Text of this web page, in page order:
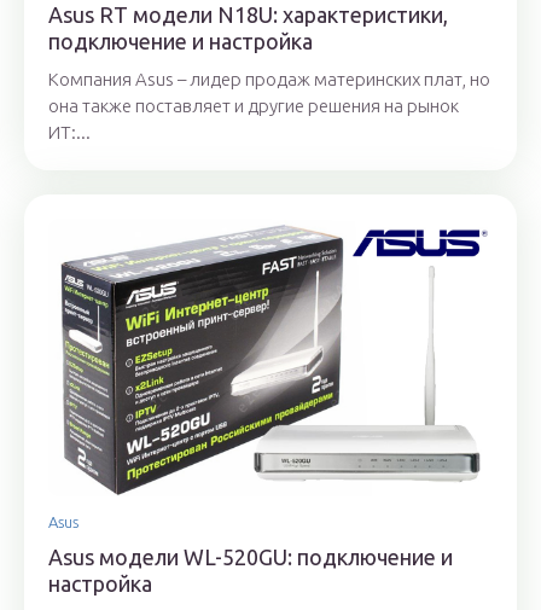
Asus RT модели N18U: характеристики,
подключение и настройка
Компания Asus – лидер продаж материнских плат, но
она также поставляет и другие решения на рынок
ИТ:...
Asus
Asus модели WL-520GU: подключение и
настройка